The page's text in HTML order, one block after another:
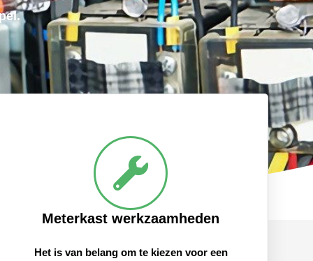
Meterkast werkzaamheden
Het is van belang om te kiezen voor een